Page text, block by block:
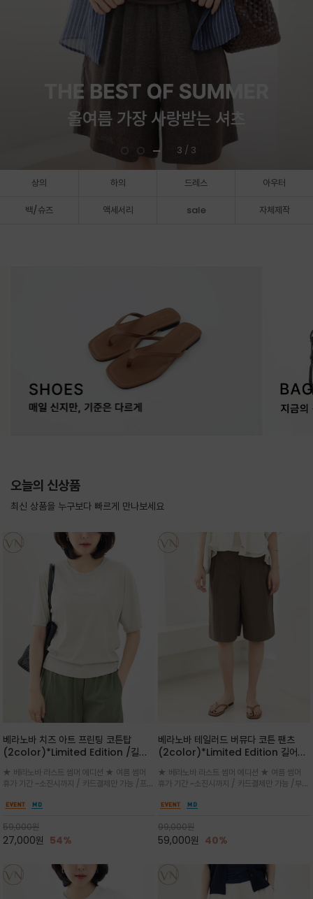
3 / 3
상의 하의 드레스 아우터
백/슈즈 액세서리 sale 자체제작
오늘의 신상품
최신 상품을 누구보다 빠르게 만나보세요
베라노바 치즈 아트 프린팅 코튼탑
(2color)*Limited Edition /길어
세요 ^^
★ 베라노바 라스트 썸머 에디션 ★ 여름 썸머
휴가 기간 ~소진시까지 / 카드결제만 가능 /프론
러스트 프린트가 더해져 과하지 않으면서도 세련
59,000원
27,000원 54%
베라노바 테일러드 버뮤다 코튼 팬츠
(2color)*Limited Edition 길어진
^^
★ 베라노바 라스트 썸머 에디션 ★ 여름 썸머
휴가 기간 ~소진시까지 / 카드결제만 가능 /부드
은은한 매트 컬러가 고급스러운 분위기
99,000원
59,000원 40%